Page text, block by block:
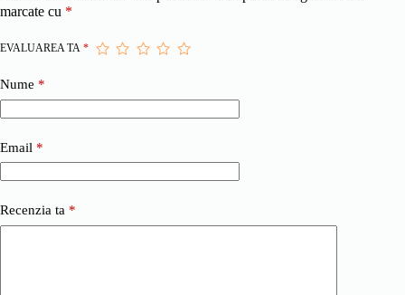
marcate cu *
EVALUAREA TA *
Nume *
Email *
Recenzia ta *